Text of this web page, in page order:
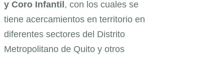
y Coro Infantil, con los cuales se
tiene acercamientos en territorio en
diferentes sectores del Distrito
Metropolitano de Quito y otros